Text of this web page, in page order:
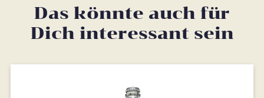
Das könnte auch für
Dich interessant sein